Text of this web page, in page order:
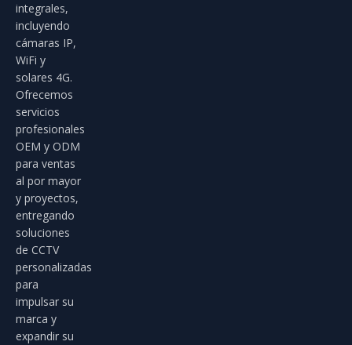
integrales,
incluyendo
cámaras IP,
WiFi y
solares 4G.
Ofrecemos
servicios
profesionales
OEM y ODM
para ventas
al por mayor
y proyectos,
entregando
soluciones
de CCTV
personalizadas
para
impulsar su
marca y
expandir su